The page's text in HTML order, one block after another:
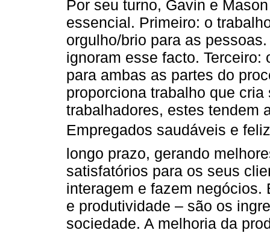
Por seu turno, Gavin e
essencial. Primeiro: o
orgulho/brio para as
ignoram esse facto.
para ambas as partes do
proporciona trabalho que
trabalhadores, estes tendem
Empregados saudáveis e
longo prazo, gerando
satisfatórios para os seus
interagem e fazem
e produtividade – são os
sociedade. A melhoria da